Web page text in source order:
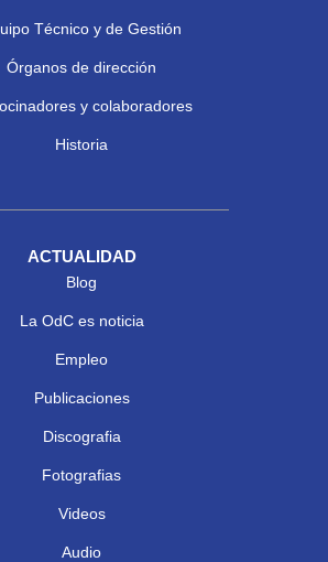
Técnico y de Gestión
Órganos de dirección
y colaboradores
Historia
ACTUALIDAD
Blog
La OdC es noticia
Empleo
Publicaciones
Discografia
Fotografias
Videos
Audio